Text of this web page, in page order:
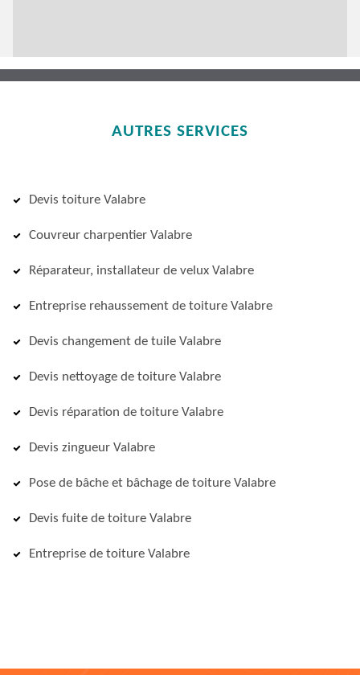
AUTRES SERVICES
Devis toiture Valabre
Couvreur charpentier Valabre
Réparateur, installateur de velux Valabre
Entreprise rehaussement de toiture Valabre
Devis changement de tuile Valabre
Devis nettoyage de toiture Valabre
Devis réparation de toiture Valabre
Devis zingueur Valabre
Pose de bâche et bâchage de toiture Valabre
Devis fuite de toiture Valabre
Entreprise de toiture Valabre